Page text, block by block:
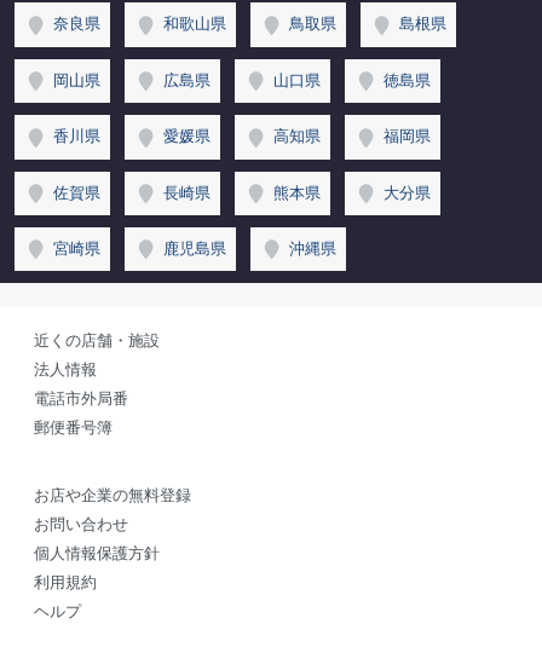
奈良県 和歌山県 鳥取県 島根県
岡山県 広島県 山口県 徳島県
香川県 愛媛県 高知県 福岡県
佐賀県 長崎県 熊本県 大分県
宮崎県 鹿児島県 沖縄県
近くの店舗・施設
法人情報
電話市外局番
郵便番号簿
お店や企業の無料登録
お問い合わせ
個人情報保護方針
利用規約
ヘルプ